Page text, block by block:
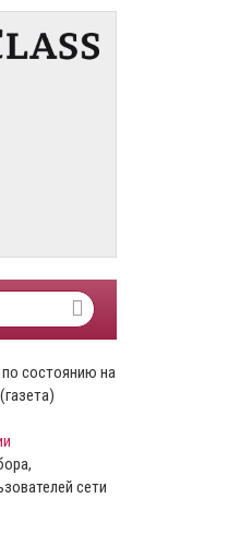
по состоянию на
сети